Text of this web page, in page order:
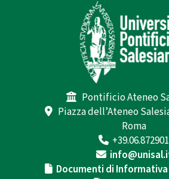
Pontificio Ateneo
Piazza dell’Ateneo
Roma
+39.06.872901
Documenti di